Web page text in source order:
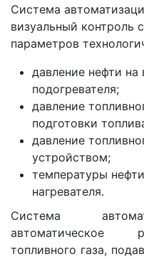
Система
визуальный контроль
параметров
давление нефти
подогревателя;
давление
подготовки
давление
устройством;
температуры
нагревателя.
Система
автоматическое
топливного газа,